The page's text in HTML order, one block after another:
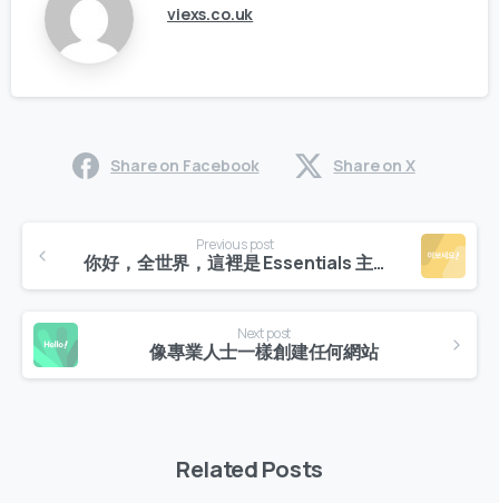
viexs.co.uk
Share on Facebook Share on X
Reading
Previous post
你好，全世界，這裡是 Essentials 主題
Next post
像專業人士一樣創建任何網站
Related Posts